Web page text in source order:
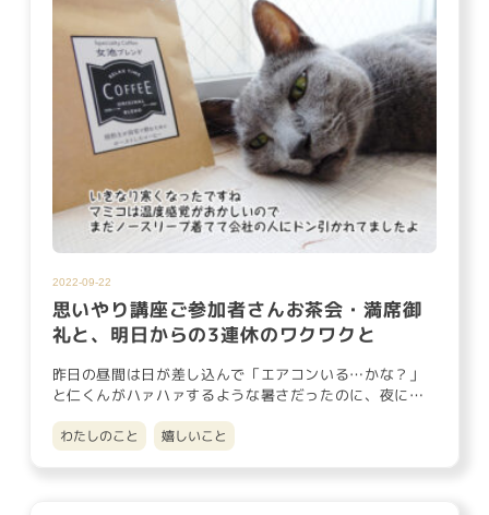
2022-09-22
思いやり講座ご参加者さんお茶会・満席御
礼と、明日からの3連休のワクワクと
昨日の昼間は日が差し込んで「エアコンいる…かな？」
と仁くんがハァハァするような暑さだったのに、夜には
わたしのこと 嬉しいこと